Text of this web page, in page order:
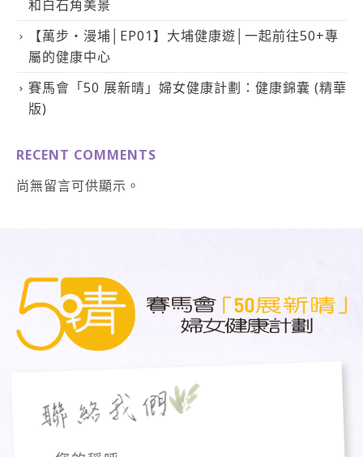
和白石角美景
【萬步‧漫埔│EP01】大埔健康遊│一起前往50+專
屬的健康中心
賽馬會「50 展新晴」婦女健康計劃：健康錦囊 (精華
版)
RECENT COMMENTS
尚無留言可供顯示。